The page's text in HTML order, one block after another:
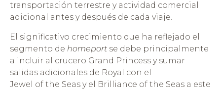
transportación terrestre y actividad comercial
adicional antes y después de cada viaje.
El significativo crecimiento que ha reflejado el
segmento de homeport se debe principalmente
a incluir al crucero Grand Princess y sumar
salidas adicionales de Royal con el
Jewel of the Seas y el Brilliance of the Seas a este